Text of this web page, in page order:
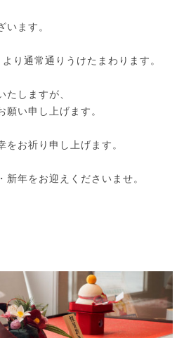
います。
り通常通りうけたまわります。
たしますが、
い申し上げます。
お祈り申し上げます。
新年をお迎えくださいませ。